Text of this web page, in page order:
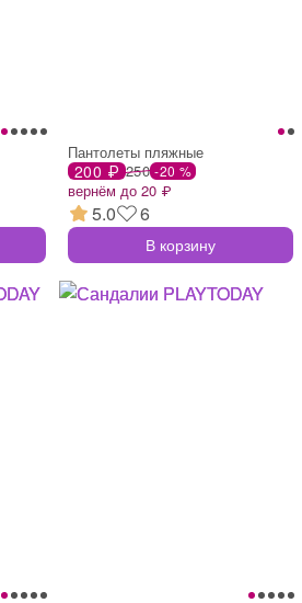
Пантолеты пляжные
200 ₽ 250 -20 %
вернём до 20 ₽
5.0 6
В корзину